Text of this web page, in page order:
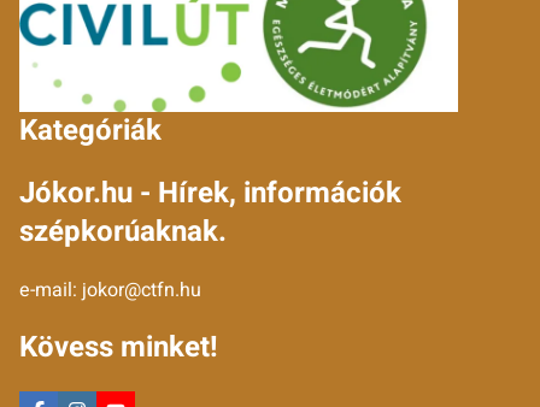
Kategóriák
Jókor.hu - Hírek, információk
szépkorúaknak.
e-mail: jokor@ctfn.hu
Kövess minket!